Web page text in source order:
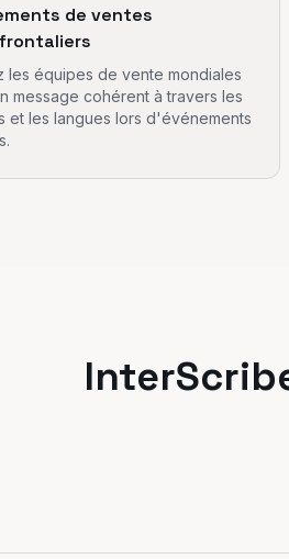
de ventes
les équipes de vente mondiales
message cohérent à travers les
et les langues lors d'événements